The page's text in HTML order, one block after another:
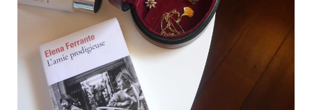
ITALIEN
SUBLIME ! LE DÉCOR ITALIEN
LIRE